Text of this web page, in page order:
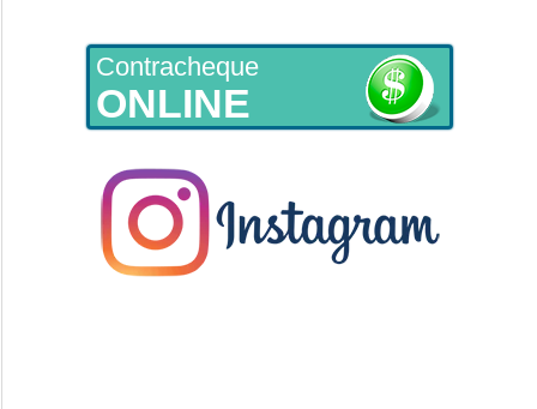
Contracheque
ONLINE